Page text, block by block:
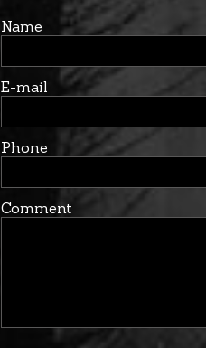
Name
E-mail
Phone
Comment